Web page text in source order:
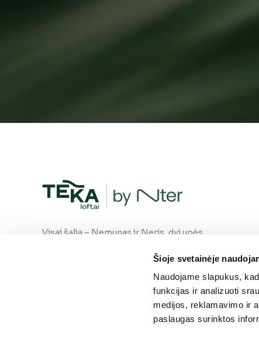
Šioje svetainėje
Naudojame slapukus,
funkcijas ir analizuoti
medijos, reklamavimo ir
paslaugas surinktos
Visai šalia – Nemunas ir Neris, dvi upės,
šiame kvartale teka natūraliai, tavo
pasirinkta kryptimi. Kaip ir upė – tu